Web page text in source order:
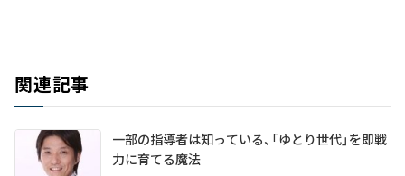
関連記事
一部の指導者は知っている、「ゆとり世代」を即戦
力に育てる魔法